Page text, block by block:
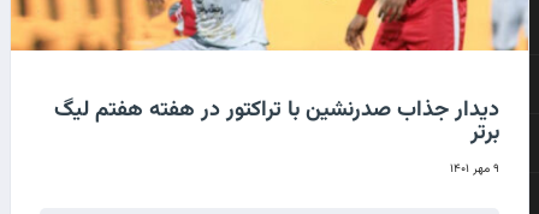
دیدار جذاب صدرنشین با تراکتور در هفته هفتم لیگ
برتر
۹ مهر ۱۴۰۱